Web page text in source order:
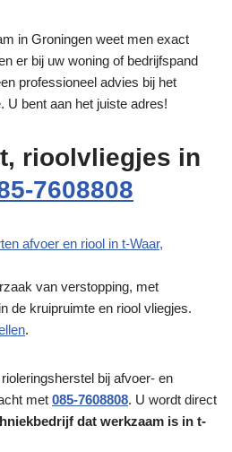
in Groningen weet men exact
er bij uw woning of bedrijfspand
professioneel advies bij het
U bent aan het juiste adres!
rioolvliegjes in
7608808
van verstopping, met
de kruipruimte en riool vliegjes.
.
bij afvoer- en
met 085-7608808. U wordt direct
dat werkzaam is in t-